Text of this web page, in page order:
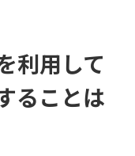
利用して
ることは